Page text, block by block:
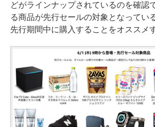
どがラインナップされているのを確認
る商品が先行セールの対象となってい
先行期間中に購入することをオススメ